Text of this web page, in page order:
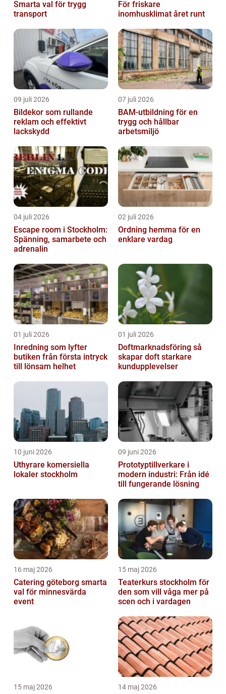
Smarta val för trygg
transport
För friskare
inomhusklimat året runt
09 juli 2026
Bildekor som rullande
reklam och effektivt
lackskydd
07 juli 2026
BAM-utbildning för en
trygg och hållbar
arbetsmiljö
04 juli 2026
Escape room i Stockholm:
Spänning, samarbete och
adrenalin
02 juli 2026
Ordning hemma för en
enklare vardag
01 juli 2026
Inredning som lyfter
butiken från första intryck
till lönsam helhet
01 juli 2026
Doftmarknadsföring så
skapar doft starkare
kundupplevelser
10 juni 2026
Uthyrare komersiella
lokaler stockholm
09 juni 2026
Prototyptillverkare i
modern industri: Från idé
till fungerande lösning
16 maj 2026
Catering göteborg smarta
val för minnesvärda
event
15 maj 2026
Teaterkurs stockholm för
den som vill våga mer på
scen och i vardagen
15 maj 2026 14 maj 2026